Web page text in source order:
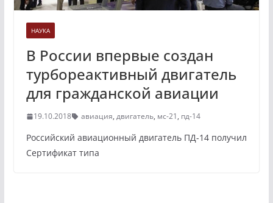
НАУКА
В России впервые создан
турбореактивный двигатель
для гражданской авиации
19.10.2018 авиация, двигатель, мс-21, пд-14
Российский авиационный двигатель ПД-14 получил
Сертификат типа